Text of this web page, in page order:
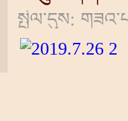
སྤེལ་དུས: